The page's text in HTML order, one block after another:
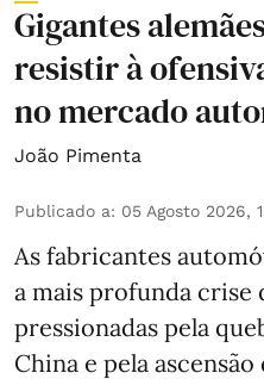
Gigantes
resistir à
no mercado
João Pimenta
Publicado a: 05 Agosto 2026,
As fabricantes
a mais profunda crise
pressionadas pela
China e pela